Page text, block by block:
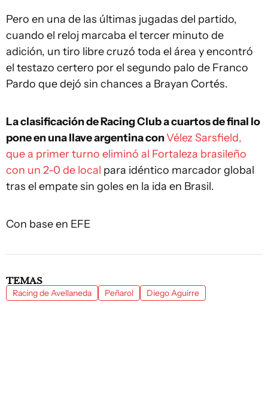
Pero en una de las últimas jugadas del partido,
cuando el reloj marcaba el tercer minuto de
adición, un tiro libre cruzó toda el área y encontró
el testazo certero por el segundo palo de Franco
Pardo que dejó sin chances a Brayan Cortés.
La clasificación de Racing Club a cuartos de final lo
pone en una llave argentina conVélez Sarsfield,
que a primer turno eliminó al Fortaleza brasileño
con un 2-0 de local para idéntico marcador global
tras el empate sin goles en la ida en Brasil.
Con base en EFE
TEMAS
Racing de Avellaneda Peñarol Diego Aguirre